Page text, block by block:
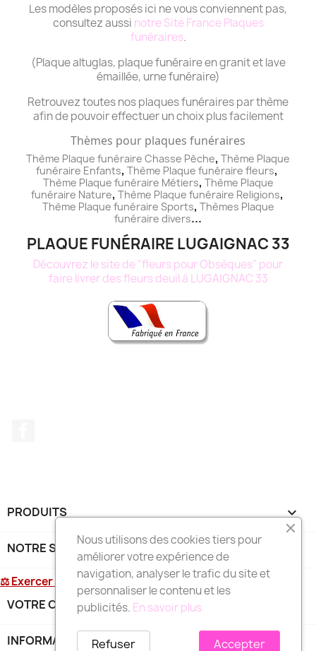
Les modèles proposés ici ne vous conviennent pas,
consultez aussi notre Site France Plaques
funéraires.
(Plaque altuglas, plaque funéraire en granit et lave
émaillée, urne funéraire)
Retrouvez toutes nos plaques funéraires par thème
afin de pouvoir effectuer un choix plus facilement
Thèmes pour plaques funéraires
Thème Plaque funéraire Chasse Pêche, Thème Plaque
funéraire Enfants, Thème Plaque funéraire fleurs,
Thème Plaque funéraire Métiers, Thème Plaque
funéraire Nature, Thème Plaque funéraire Religions,
Thème Plaque funéraire Sports, Thèmes Plaque
funéraire divers...
PLAQUE FUNÉRAIRE LUGAIGNAC 33
Découvrez le site de "fleurs pour Obsèques" pour
faire livrer des fleurs deuil à LUGAIGNAC 33
PRODUITS 
NOTRE SOCIÉTÉ
⚖ Exercer mon droit de rétractation
VOTRE COMPTE
INFORMATIONS
Nous utilisons des cookies tiers pour
améliorer votre expérience de
navigation, analyser le trafic du site et
personnaliser le contenu et les
publicités. En savoir plus
Accepter
Refuser